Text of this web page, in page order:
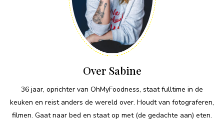
Over Sabine
36 jaar, oprichter van OhMyFoodness, staat fulltime in de
keuken en reist anders de wereld over. Houdt van fotograferen,
filmen. Gaat naar bed en staat op met (de gedachte aan) eten.